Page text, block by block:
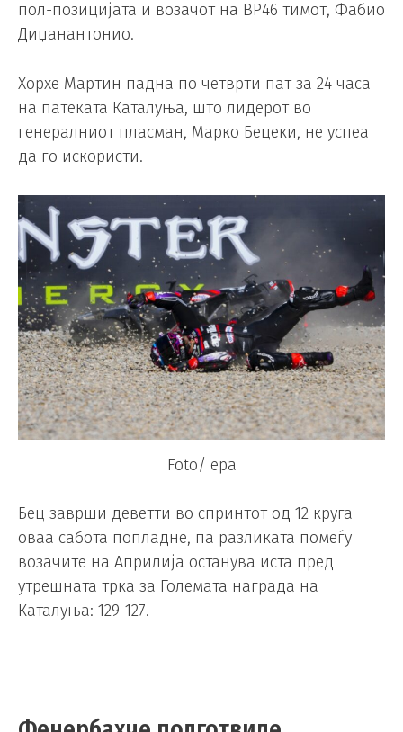
пол-позицијата и возачот на ВР46 тимот, Фабио
Диџанантонио.
Хорхе Мартин падна по четврти пат за 24 часа
на патеката Каталуња, што лидерот во
генералниот пласман, Марко Бецеки, не успеа
да го искористи.
Foto/ epa
Бец заврши деветти во спринтот од 12 круга
оваа сабота попладне, па разликата помеѓу
возачите на Априлија останува иста пред
утрешната трка за Големата награда на
Каталуња: 129-127.